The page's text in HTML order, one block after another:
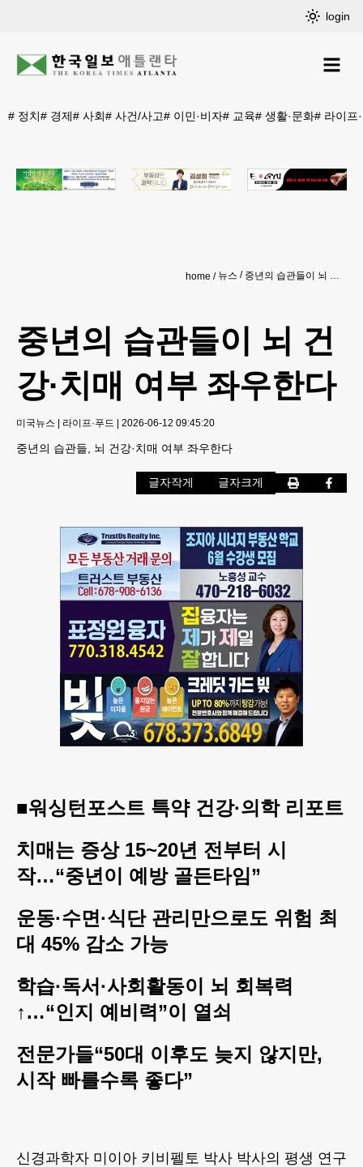
login
# 정치# 경제# 사회# 사건/사고# 이민·비자# 교육# 생활·문화# 라이프
home 뉴스 중년의 습관들이 뇌 건강·치매 여부 좌우한다
중년의 습관들이 뇌 건
강·치매 여부 좌우한다
미국뉴스 | 라이프·푸드 | 2026-06-12 09:45:20
중년의 습관들, 뇌 건강·치매 여부 좌우한다
글자작게 글자크게
■워싱턴포스트 특약 건강·의학 리포트
치매는 증상 15~20년 전부터 시
작…“중년이 예방 골든타임”
운동·수면·식단 관리만으로도 위험 최
대 45% 감소 가능
학습·독서·사회활동이 뇌 회복력
↑…“인지 예비력”이 열쇠
전문가들“50대 이후도 늦지 않지만,
시작 빠를수록 좋다”
신경과학자 미이아 키비펠토 박사 박사의 평생 연구